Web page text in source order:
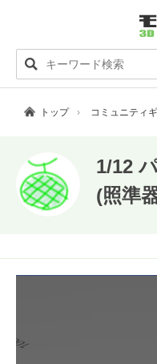
トップ コミュニティ
1/12
(照準